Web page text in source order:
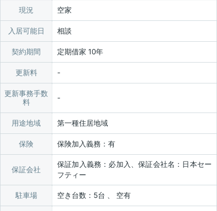
現況 空家
入居可能日 相談
契約期間 定期借家 10年
更新料
更新事務手数
料
用途地域 第一種住居地域
保険 保険加入義務：有
保証会社
保証加入義務：必加入、保証会社名：日本セー
フティー
駐車場 空き台数：5台 、 空有